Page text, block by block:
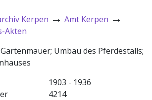
Kerpen → Amt Kerpen →
Akten
Umbau des Pferdestalls;
1903 - 1936
4214